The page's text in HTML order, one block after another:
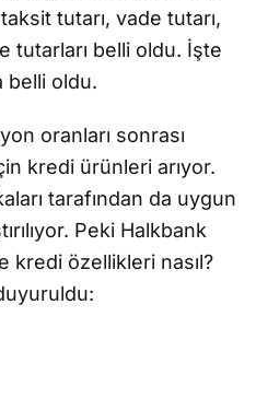
tutarı, vade tutarı,
tutarları belli oldu. İşte
belli oldu.
oranları sonrası
kredi ürünleri arıyor.
tarafından da uygun
Peki Halkbank
kredi özellikleri nasıl?